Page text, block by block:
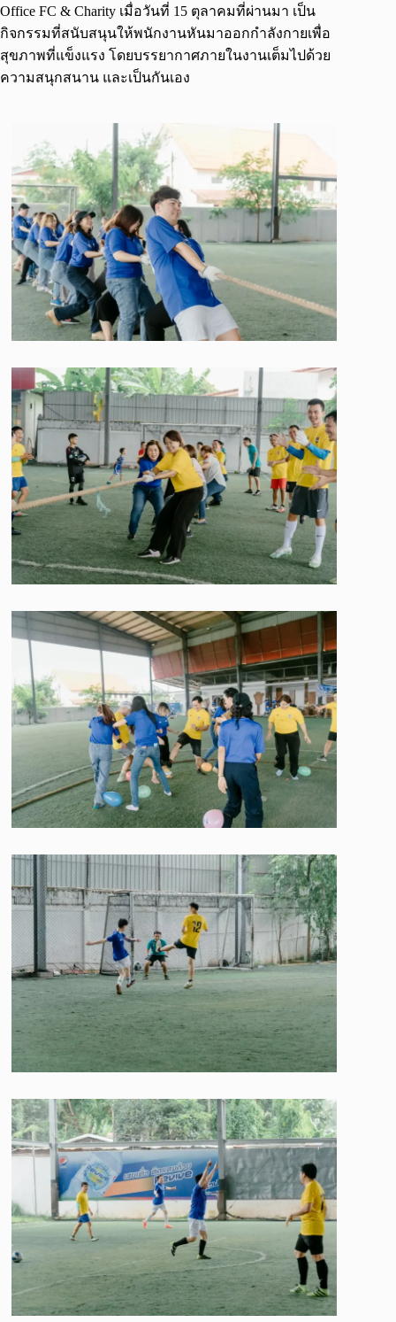
Office FC & Charity เมื่อวันที่ 15 ตุลาคมที่ผ่านมา เป็น
กิจกรรมที่สนับสนุนให้พนักงานหันมาออกกำลังกายเพื่อ
สุขภาพที่แข็งแรง โดยบรรยากาศภายในงานเต็มไปด้วย
ความสนุกสนาน และเป็นกันเอง